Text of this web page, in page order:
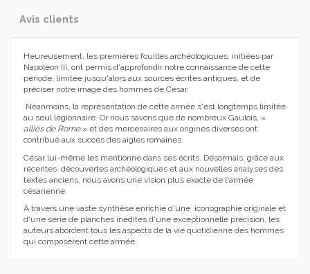
Avis clients
Heureusement, les premières fouilles archéologiques, initiées par
Napoléon III, ont permis d'approfondir notre connaissance de cette
période, limitée jusqu'alors aux sources écrites antiques, et de
préciser notre image des hommes de César.
Néanmoins, la représentation de cette armée s'est longtemps limitée
au seul légionnaire. Or nous savons que de nombreux Gaulois, «
alliés de Rome» et des mercenaires aux origines diverses ont
contribué aux succès des aigles romaines.
César lui-même les mentionne dans ses écrits. Désormais, grâce aux
récentes découvertes archéologiques et aux nouvelles analyses des
textes anciens, nous avons une vision plus exacte de l'armée
césarienne.
À travers une vaste synthèse enrichie d'une iconographie originale et
d'une série de planches inédites d'une exceptionnelle précision, les
auteurs abordent tous les aspects de la vie quotidienne des hommes
qui composèrent cette armée.